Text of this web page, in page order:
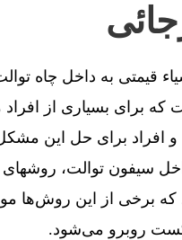
قیمتی به داخل چاه
که برای بسیاری از
و افراد برای حل این
سیفون توالت،
که برخی از این روش‌ها
روبرو می‌شود.